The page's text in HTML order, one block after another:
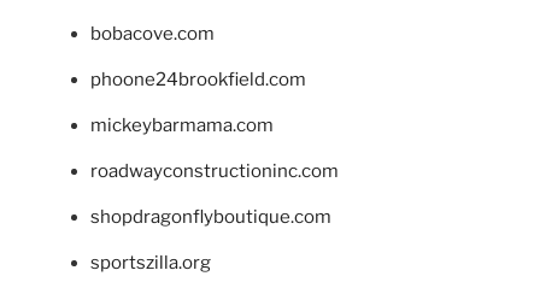
bobacove.com
phoone24brookfield.com
mickeybarmama.com
roadwayconstructioninc.com
shopdragonflyboutique.com
sportszilla.org